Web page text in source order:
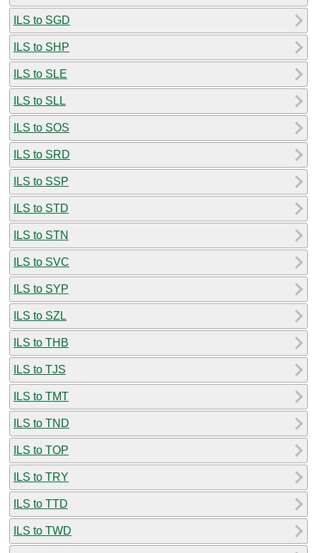
ILS to SGD
ILS to SHP
ILS to SLE
ILS to SLL
ILS to SOS
ILS to SRD
ILS to SSP
ILS to STD
ILS to STN
ILS to SVC
ILS to SYP
ILS to SZL
ILS to THB
ILS to TJS
ILS to TMT
ILS to TND
ILS to TOP
ILS to TRY
ILS to TTD
ILS to TWD